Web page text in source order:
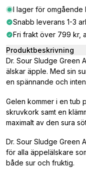
I lager för omgående
Snabb leverans 1-3
Fri frakt över 799 kr,
Produktbeskrivning
Dr. Sour Sludge Green
älskar äpple. Med sin
en spännande och
Gelen kommer i en tub
skruvkork samt en
maximalt av den sura
Dr. Sour Sludge Green
för alla äppelälskare
både sur och fruktig.